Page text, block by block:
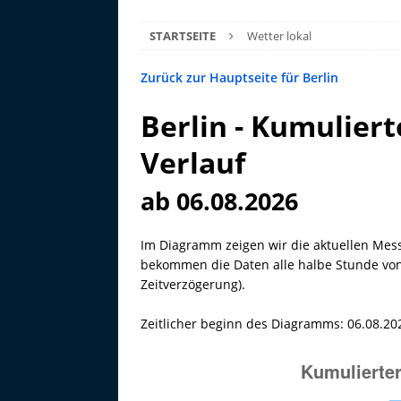
STARTSEITE Wetter lokal
Zurück zur Hauptseite für Berlin
Berlin -
Verlauf
ab 06.08.2026
Im Diagramm zeigen wir die aktuellen
bekommen die Daten alle halbe Stunde
Zeitverzögerung).
Zeitlicher beginn des Diagramms: